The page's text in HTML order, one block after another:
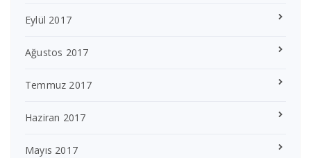
Eylül 2017
Ağustos 2017
Temmuz 2017
Haziran 2017
Mayıs 2017